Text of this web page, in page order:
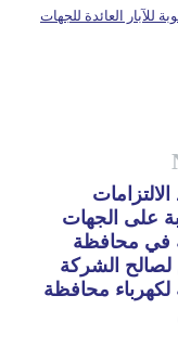
العائدة للجهات
على الجهات
في محافظة
الشركة
لكهرباء محافظة